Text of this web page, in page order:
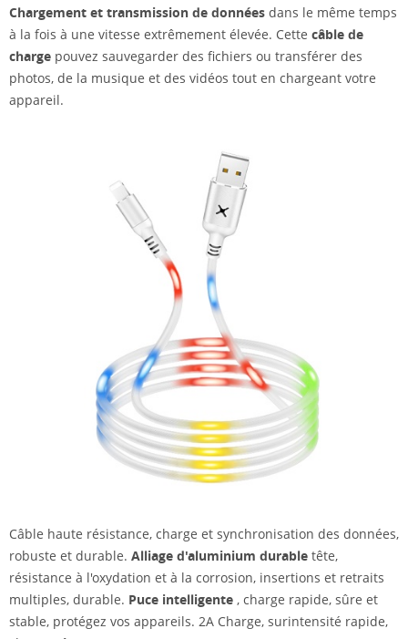
Chargement et transmission de données dans le même temps
à la fois à une vitesse extrêmement élevée. Cette câble de
charge pouvez sauvegarder des fichiers ou transférer des
photos, de la musique et des vidéos tout en chargeant votre
appareil.
Câble haute résistance, charge et synchronisation des données,
robuste et durable. Alliage d'aluminium durable tête,
résistance à l'oxydation et à la corrosion, insertions et retraits
multiples, durable. Puce intelligente , charge rapide, sûre et
stable, protégez vos appareils. 2A Charge, surintensité rapide,